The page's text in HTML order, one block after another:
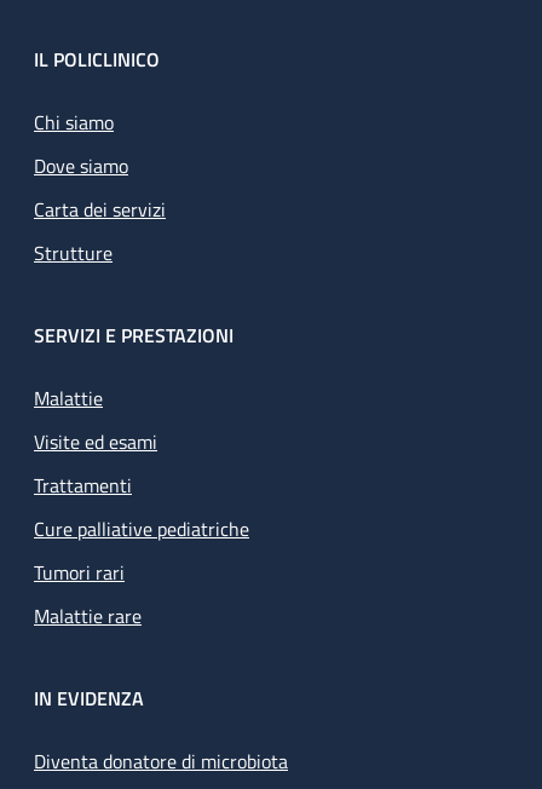
Footer
IL POLICLINICO
Chi siamo
Dove siamo
Carta dei servizi
Strutture
SERVIZI E PRESTAZIONI
Malattie
Visite ed esami
Trattamenti
Cure palliative pediatriche
Tumori rari
Malattie rare
IN EVIDENZA
Diventa donatore di microbiota